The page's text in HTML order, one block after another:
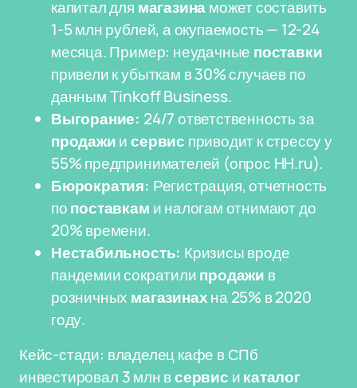
капитал для магазинаможет составить
1-5 млн рублей, а окупаемость — 12-24
месяца. Пример: неудачные поставки
привели к убыткам в 30% случаев по
данным Tinkoff Business.
Выгорание: 24/7 ответственность за
продажиисервис приводит к стрессу у
55% предпринимателей (опрос HH.ru).
Бюрократия: Регистрация, отчетность
попоставкам и налогам отнимают до
20% времени.
Нестабильность: Кризисы вроде
пандемии сократилипродажи в
розничных магазинахна 25% в 2020
году.
Кейс-стади: владелец кафе в СПб
инвестировал 3 млн всервис икаталог